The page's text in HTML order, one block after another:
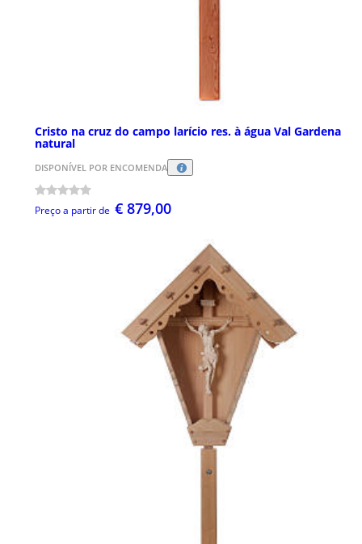
Cristo na cruz do campo larício res. à água Val Gardena
natural
DISPONÍVEL POR ENCOMENDA
Preço a partir de € 879,00